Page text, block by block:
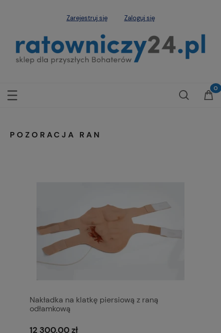
Zarejestruj się Zaloguj się
POZORACJA RAN
Nakładka na klatkę piersiową z raną
odłamkową
12 300,00 zł